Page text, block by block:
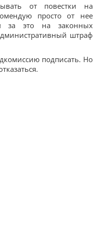
от повестки на
просто от нее
за это на законных
штраф
подписать. Но